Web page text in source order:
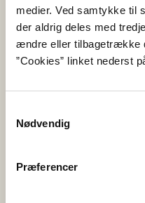
medier. Ved samtykke til
der aldrig deles med
ændre eller tilbagetrække
”Cookies” linket nederst
Nødvendig
Præferencer
Når de skal
halter smertefuldt
Blærer
rundt om kloven,
Blærer kan
på læberanden.